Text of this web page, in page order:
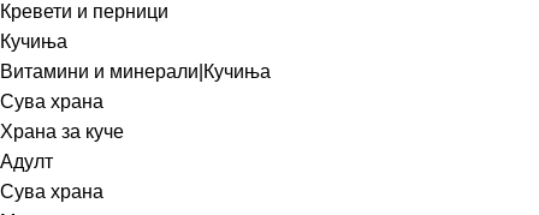
Кревети и перници
Кучиња
Витамини и минерали|Кучиња
Сува храна
Храна за куче
Адулт
Сува храна